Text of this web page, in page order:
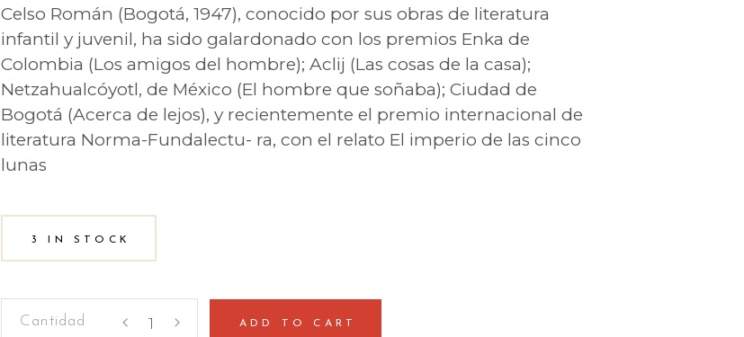
Celso Román (Bogotá, 1947), conocido por sus obras de literatura
infantil y juvenil, ha sido galardonado con los premios Enka de
Colombia (Los amigos del hombre); Aclij (Las cosas de la casa);
Netzahualcóyotl, de México (El hombre que soñaba); Ciudad de
Bogotá (Acerca de lejos), y recientemente el premio internacional de
literatura Norma-Fundalectu- ra, con el relato El imperio de las cinco
lunas
3 IN STOCK
ADD TO CART